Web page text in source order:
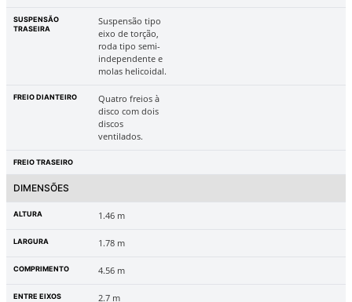
SUSPENSÃO
TRASEIRA
Suspensão tipo
eixo de torção,
roda tipo semi-
independente e
molas helicoidal.
FREIO DIANTEIRO
Quatro freios à
disco com dois
discos
ventilados.
FREIO TRASEIRO
DIMENSÕES
ALTURA 1.46 m
LARGURA 1.78 m
COMPRIMENTO 4.56 m
ENTRE EIXOS 2.7 m